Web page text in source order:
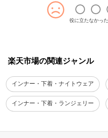
役に立たなかった
楽天市場の関連ジャンル
インナー・下着・ナイトウェア
インナー・下着・ランジェリー